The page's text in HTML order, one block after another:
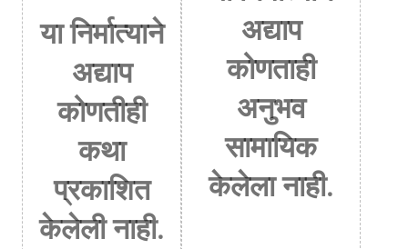
या निर्मात्याने
अद्याप
कोणतीही
कथा
प्रकाशित
केलेली नाही.
अद्याप
कोणताही
अनुभव
सामायिक
केलेला नाही.